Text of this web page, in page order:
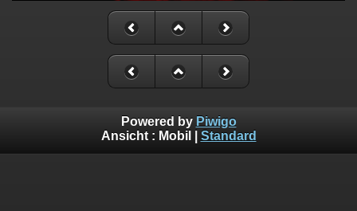
Powered by Piwigo
Ansicht : Mobil Standard